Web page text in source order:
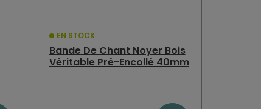
EN STOCK
Bande De Chant Noyer Bois
Véritable Pré-Encollé 40mm